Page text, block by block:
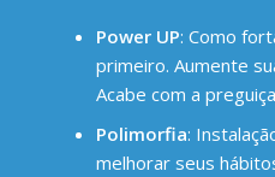
Power UP: Como
primeiro. Aumente
Acabe com a
Polimorfia:
melhorar seus